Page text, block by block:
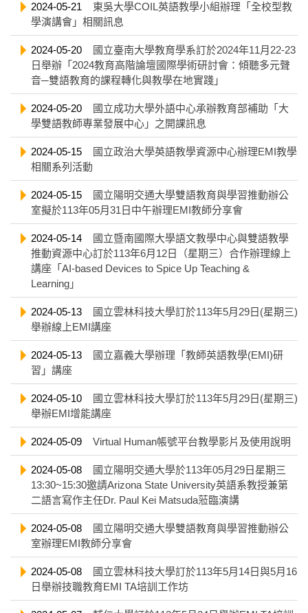
2024-05-21
東吳大學COIL英語教學小組辦理「全校型教
學演講會」相關訊息
2024-05-20
國立臺南大學教育學系訂於2024年11月22-23
日舉辦「2024教育高階論壇國際學術研討會：傾聽多元聲
音─雙語教育的課程轉化與教學在地實踐」
2024-05-20
國立成功大學外語中心承辦教育部補助「大
學雙語教師專業發展中心」之開課訊息
2024-05-15
國立政治大學英語教學資源中心辦理EMI教學
相關系列活動
2024-05-15
國立陽明交通大學雙語教育與學習推動辦公
室擬於113年05月31日中午辦理EMI教師分享會
2024-05-14
國立暨南國際大學語文教學中心與雙語教學
推動資源中心訂於113年6月12日（星期三）合作辦理線上
講座「AI-based Devices to Spice Up Teaching &
Learning」
2024-05-13
國立雲林科技大學訂於113年5月29日(星期三)
舉辦線上EMI講座
2024-05-13
國立嘉義大學辦理「教師英語教學(EMI)研
習」講座
2024-05-10
國立雲林科技大學訂於113年5月29日(星期三)
舉辦EMI增能講座
2024-05-09 Virtual Human帳號平台教學影片及使用說明
2024-05-08
國立陽明交通大學於113年05月29日星期三
13:30~15:30邀請Arizona State University英語系教授兼第
二語言寫作主任Dr. Paul Kei Matsuda蒞臨演講
2024-05-08
國立陽明交通大學雙語教育與學習推動辦公
室辦理EMI教師分享會
2024-05-08
國立雲林科技大學訂於113年5月14日與5月16
日舉辦技職教育EMI TA培訓工作坊